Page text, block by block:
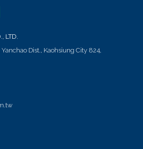
LTD.
Yanchao Dist., Kaohsiung City 824,